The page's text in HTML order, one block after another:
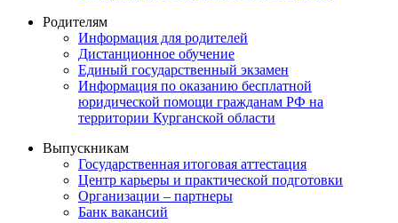
Родителям
Информация для родителей
Дистанционное обучение
Единый государственный экзамен
Информация по оказанию бесплатной
юридической помощи гражданам РФ на
территории Курганской области
Выпускникам
Государственная итоговая аттестация
Центр карьеры и практической подготовки
Организации – партнеры
Банк вакансий